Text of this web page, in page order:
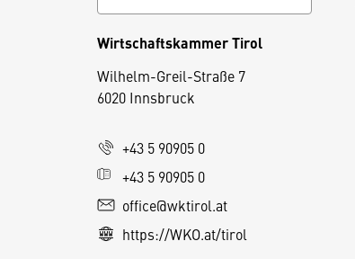
Wirtschaftskammer Tirol
Wilhelm-Greil-Straße 7
6020 Innsbruck
+43 5 90905 0
+43 5 90905 0
office@wktirol.at
https://WKO.at/tirol